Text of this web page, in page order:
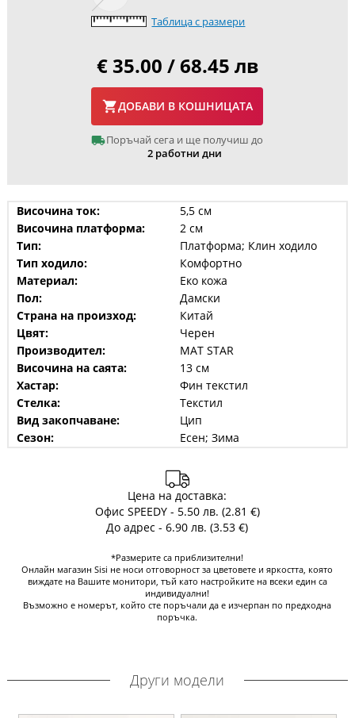
Таблица с размери
€ 35.00 / 68.45 лв
ДОБАВИ В КОШНИЦАТА
Поръчай сега и ще получиш до
2 работни дни
Височина ток:
5,5 см
Височина платформа:
2 см
Тип:
Платформа; Клин ходило
Тип ходило:
Комфортно
Материал:
Еко кожа
Пол:
Дамски
Страна на произход:
Китай
Цвят:
Черен
Производител:
MAT STAR
Височина на саята:
13 см
Хастар:
Фин текстил
Стелка:
Текстил
Вид закопчаване:
Цип
Сезон:
Есен; Зима
Цена на доставка:
Офис SPEEDY - 5.50 лв. (2.81 €)
До адрес - 6.90 лв. (3.53 €)
*Размерите са приблизителни!
Онлайн магазин Sisi не носи отговорност за цветовете и яркостта, която
виждате на Вашите монитори, тъй като настройките на всеки един са
индивидуални!
Възможно е номерът, който сте поръчали да е изчерпан по предходна
поръчка.
Други модели